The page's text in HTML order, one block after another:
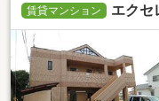
賃貸マンション エクセ